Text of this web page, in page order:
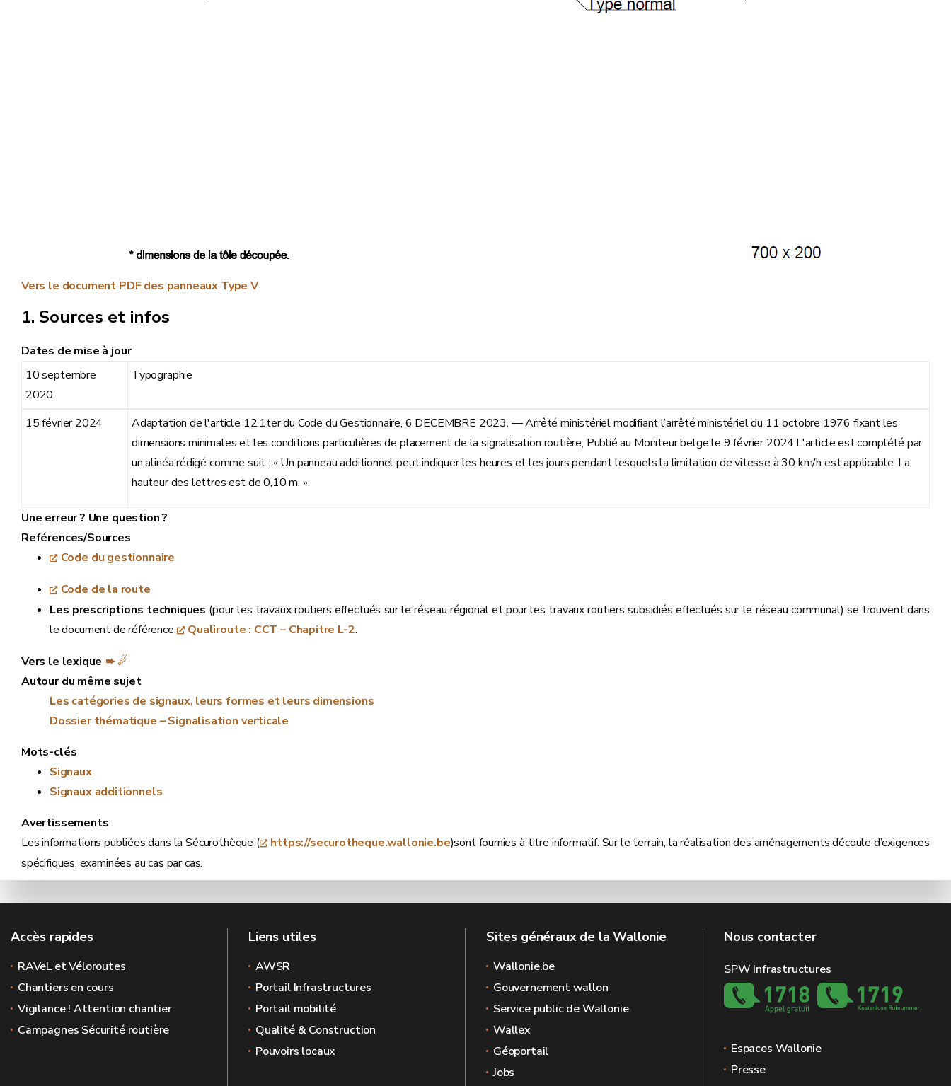
Vers le document PDF des panneaux Type V
Sources et infos
Dates de mise à jour
10 septembre
2020
Typographie
15 février 2024
Adaptation de l'article 12.1ter du Code du Gestionnaire, 6 DECEMBRE 2023. — Arrêté ministériel modifiant l’arrêté ministériel du 11 octobre 1976 fixant les
dimensions minimales et les conditions particulières de placement de la signalisation routière, Publié au Moniteur belge le 9 février 2024.L'article est complété par
un alinéa rédigé comme suit : « Un panneau additionnel peut indiquer les heures et les jours pendant lesquels la limitation de vitesse à 30 km/h est applicable. La
hauteur des lettres est de 0,10 m. ».
Une erreur ? Une question ?
Reférences/Sources
Code du gestionnaire
Code de la route
Les prescriptions techniques (pour les travaux routiers effectués sur le réseau régional et pour les travaux routiers subsidiés effectués sur le réseau communal) se trouvent dans
le document de référence
Qualiroute : CCT – Chapitre L-2.
Vers le lexique ➨ ☄
Autour du même sujet
Les catégories de signaux, leurs formes et leurs dimensions
Dossier thématique – Signalisation verticale
Mots-clés
Signaux
Signaux additionnels
Avertissements
Les informations publiées dans la Sécurothèque (
https://securotheque.wallonie.be)sont fournies à titre informatif. Sur le terrain, la réalisation des aménagements découle d’exigences
spécifiques, examinées au cas par cas.
Accès rapides
RAVeL et Véloroutes
Chantiers en cours
Vigilance ! Attention chantier
Campagnes Sécurité routière
Liens utiles
AWSR
Portail Infrastructures
Portail mobilité
Qualité & Construction
Pouvoirs locaux
Sites généraux de la Wallonie
Wallonie.be
Gouvernement wallon
Service public de Wallonie
Wallex
Géoportail
Jobs
Nous contacter
SPW Infrastructures
Espaces Wallonie
Presse